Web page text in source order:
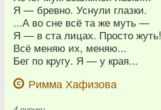
Я — бревно. Уснули глазки.
...А во сне всё та же муть —
Я — в ста лицах. Просто жуть!
Всё меняю их, меняю...
Бег по кругу. Я — у края...
Римма Хафизова